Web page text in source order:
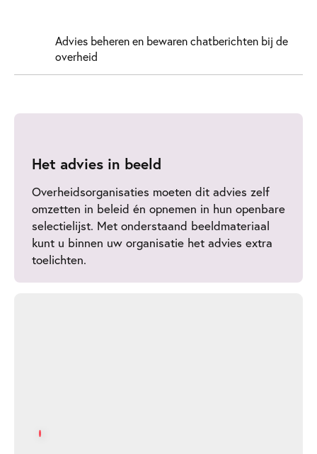
Advies beheren en bewaren chatberichten bij de
overheid
Het advies in beeld
Overheidsorganisaties moeten dit advies zelf
omzetten in beleid én opnemen in hun openbare
selectielijst. Met onderstaand beeldmateriaal
kunt u binnen uw organisatie het advies extra
toelichten.
Play Video